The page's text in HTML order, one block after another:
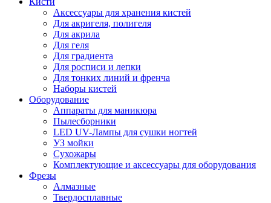
Аксессуары для хранения кистей
Для акригеля, полигеля
Для акрила
Для геля
Для градиента
Для росписи и лепки
Для тонких линий и френча
Наборы кистей
Оборудование
Аппараты для маникюра
Пылесборники
LED UV-Лампы для сушки ногтей
УЗ мойки
Сухожары
Комплектующие и аксессуары для оборудования
Фрезы
Алмазные
Твердосплавные